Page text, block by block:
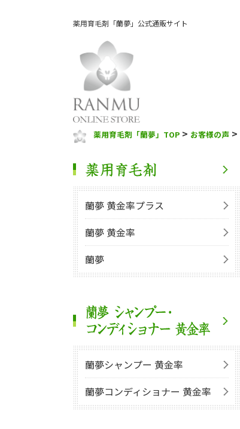
薬用育毛剤「蘭夢」公式通販サイト
薬用育毛剤「蘭夢」TOP > お客様の声 >
蘭夢 黄金率プラス
蘭夢 黄金率
蘭夢
蘭夢シャンプー 黄金率
蘭夢コンディショナー 黄金率